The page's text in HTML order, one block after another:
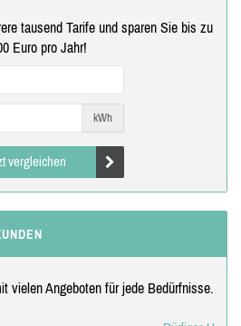
tausend Tarife und sparen Sie bis zu
Euro pro Jahr!
kWh
vergleichen
vielen Angeboten für jede Bedürfnisse.